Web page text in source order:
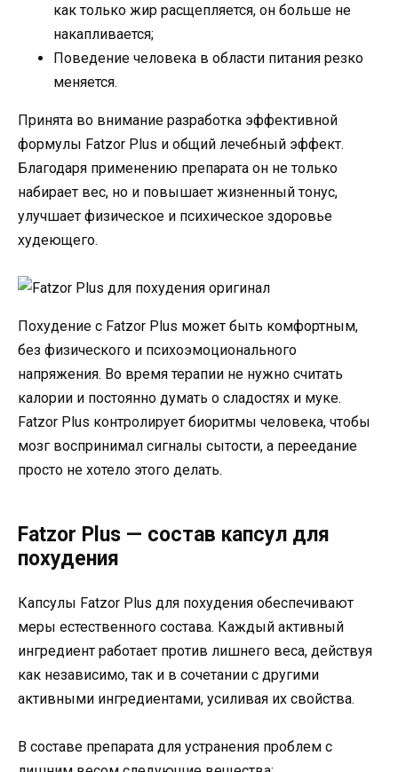
как только жир расщепляется, он больше не
накапливается;
Поведение человека в области питания резко
меняется.
Принята во внимание разработка эффективной
формулы Fatzor Plus и общий лечебный эффект.
Благодаря применению препарата он не только
набирает вес, но и повышает жизненный тонус,
улучшает физическое и психическое здоровье
худеющего.
Похудение с Fatzor Plus может быть комфортным,
без физического и психоэмоционального
напряжения. Во время терапии не нужно считать
калории и постоянно думать о сладостях и муке.
Fatzor Plus контролирует биоритмы человека, чтобы
мозг воспринимал сигналы сытости, а переедание
просто не хотело этого делать.
Fatzor Plus — состав капсул для
похудения
Капсулы Fatzor Plus для похудения обеспечивают
меры естественного состава. Каждый активный
ингредиент работает против лишнего веса, действуя
как независимо, так и в сочетании с другими
активными ингредиентами, усиливая их свойства.
В составе препарата для устранения проблем с